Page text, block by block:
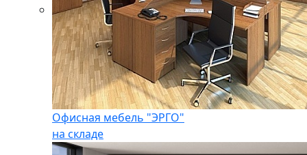
Офисная мебель "ЭРГО"
на складе